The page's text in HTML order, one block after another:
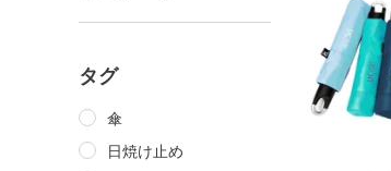
タグ
傘
日焼け止め